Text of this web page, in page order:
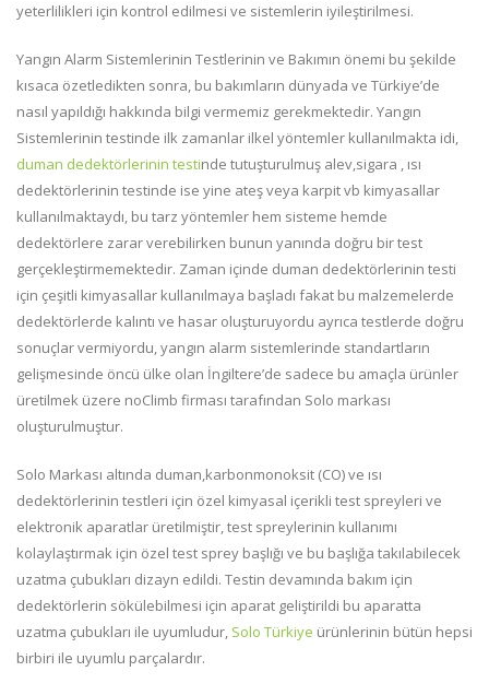
yeterlilikleri için kontrol edilmesi ve sistemlerin iyileştirilmesi.
Yangın Alarm Sistemlerinin Testlerinin ve Bakımın önemi bu şekilde
kısaca özetledikten sonra, bu bakımların dünyada ve Türkiye’de
nasıl yapıldığı hakkında bilgi vermemiz gerekmektedir. Yangın
Sistemlerinin testinde ilk zamanlar ilkel yöntemler kullanılmakta idi,
duman dedektörlerinin testinde tutuşturulmuş alev,sigara , ısı
dedektörlerinin testinde ise yine ateş veya karpit vb kimyasallar
kullanılmaktaydı, bu tarz yöntemler hem sisteme hemde
dedektörlere zarar verebilirken bunun yanında doğru bir test
gerçekleştirmemektedir. Zaman içinde duman dedektörlerinin testi
için çeşitli kimyasallar kullanılmaya başladı fakat bu malzemelerde
dedektörlerde kalıntı ve hasar oluşturuyordu ayrıca testlerde doğru
sonuçlar vermiyordu, yangın alarm sistemlerinde standartların
gelişmesinde öncü ülke olan İngiltere’de sadece bu amaçla ürünler
üretilmek üzere noClimb firması tarafından Solo markası
oluşturulmuştur.
Solo Markası altında duman,karbonmonoksit (CO) ve ısı
dedektörlerinin testleri için özel kimyasal içerikli test spreyleri ve
elektronik aparatlar üretilmiştir, test spreylerinin kullanımı
kolaylaştırmak için özel test sprey başlığı ve bu başlığa takılabilecek
uzatma çubukları dizayn edildi. Testin devamında bakım için
dedektörlerin sökülebilmesi için aparat geliştirildi bu aparatta
uzatma çubukları ile uyumludur, Solo Türkiye ürünlerinin bütün hepsi
birbiri ile uyumlu parçalardır.